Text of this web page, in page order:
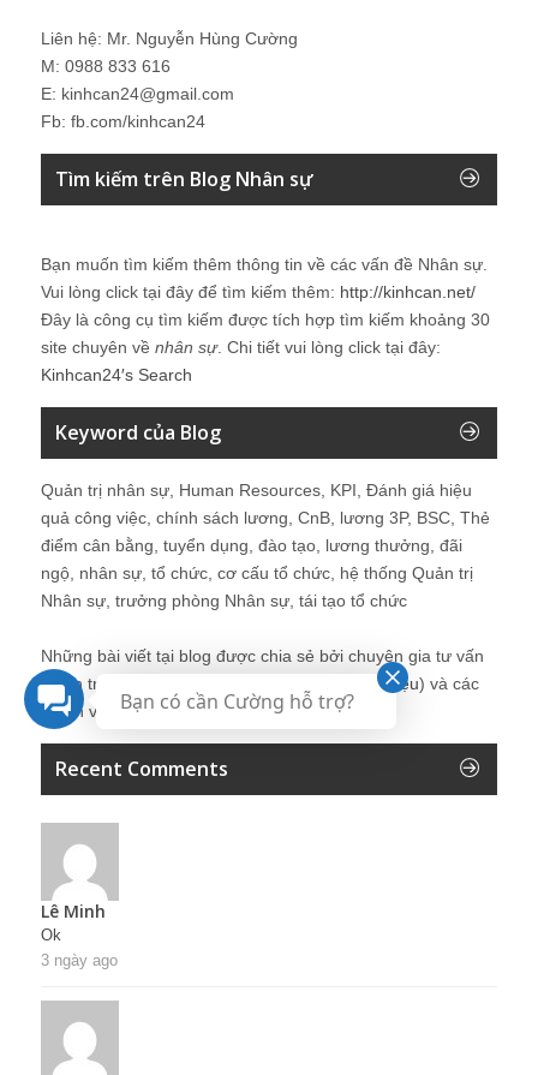
Liên hệ: Mr. Nguyễn Hùng Cường
M: 0988 833 616
E: kinhcan24@gmail.com
Fb: fb.com/kinhcan24
Tìm kiếm trên Blog Nhân sự
Bạn muốn tìm kiếm thêm thông tin về các vấn đề Nhân sự
Vui lòng click tại đây để tìm kiếm thêm: http://kinhcan.net/
Đây là công cụ tìm kiếm được tích hợp tìm kiếm khoảng 30
site chuyên về nhân sự. Chi tiết vui lòng click tại đây:
Kinhcan24′s Search
Keyword của Blog
Quản trị nhân sự, Human Resources, KPI, Đánh giá hiệu
quả công việc, chính sách lương, CnB, lương 3P, BSC, Thẻ
điểm cân bằng, tuyển dụng, đào tạo, lương thưởng, đãi
ngộ, nhân sự, tổ chức, cơ cấu tổ chức, hệ thống Quản trị
Nhân sự, trưởng phòng Nhân sự, tái tạo tổ chức
Những bài viết tại blog được chia sẻ bởi chuyên gia tư vấn
Quản trị Nhân sự Nguyễn Hùng Cường (
giới thiệu) và các
thành viên khác trong cộng đồng Nhân sự.
Recent Comments
Lê Minh
Ok
3 ngày ago
Bạn có cần Cường hỗ trợ?